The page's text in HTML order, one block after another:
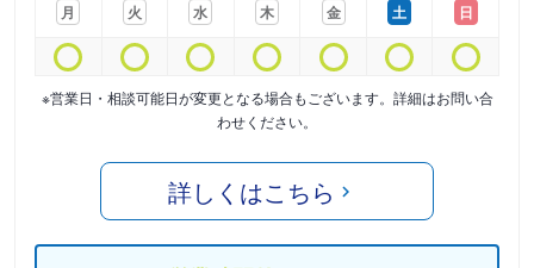
月
火
水
木
金
土
日
※営業日・相談可能日が変更となる場合もございます。詳細はお問い合
わせください。
詳しくはこちら